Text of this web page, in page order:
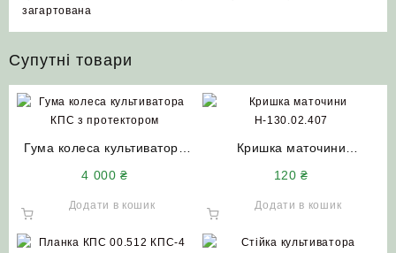
загартована
Супутні товари
Гума колеса культиватора
4 000₴
Додати в кошик
Кришка маточини
120₴
Додати в кошик